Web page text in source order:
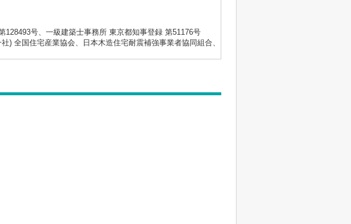
128493号、一級建築士事務所 東京都知事登録 第51176号
) 全国住宅産業協会、日本木造住宅耐震補強事業者協同組合、